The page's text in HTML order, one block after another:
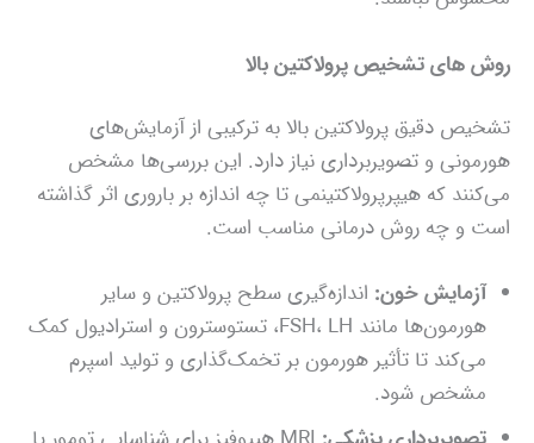
روش‌ های تشخیص پرولاکتین بالا
تشخیص دقیق پرولاکتین بالا به ترکیبی از آزمایش‌های
هورمونی و تصویربرداری نیاز دارد. این بررسی‌ها مشخص
می‌کنند که هیپرپرولاکتینمی تا چه اندازه بر باروری اثر گذاشته
است و چه روش درمانی مناسب است.
آزمایش خون: اندازه‌گیری سطح پرولاکتین و سایر
هورمون‌ها مانند FSH، LH، تستوسترون و استرادیول کمک
می‌کند تا تأثیر هورمون بر تخمک‌گذاری و تولید اسپرم
مشخص شود.